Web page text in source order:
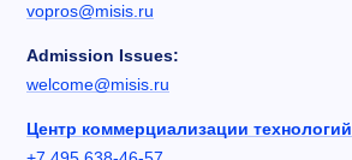
vopros@misis.ru
Admission Issues:
welcome@misis.ru
Центр коммерциализации технологий